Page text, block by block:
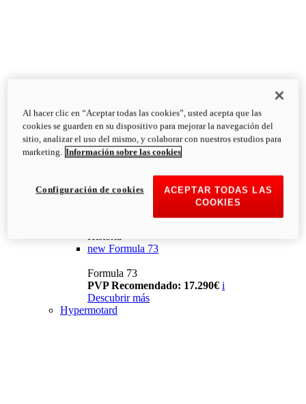
Historia
new Formula 73
Formula 73
PVP Recomendado: 17.290€ i
Descubrir más
Hypermotard
Al hacer clic en “Aceptar todas las cookies”, usted acepta que las
cookies se guarden en su dispositivo para mejorar la navegación del
sitio, analizar el uso del mismo, y colaborar con nuestros estudios para
marketing. Información sobre las cookies
ACEPTAR TODAS LAS
COOKIES
Configuración de cookies